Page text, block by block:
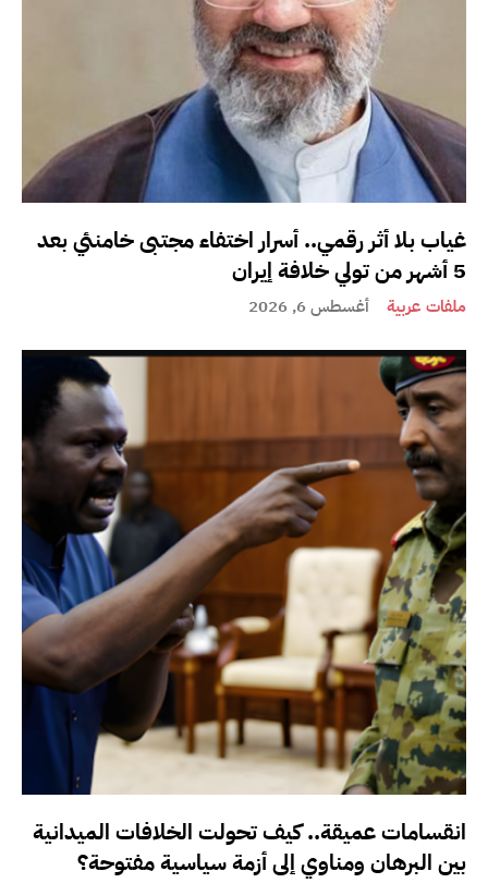
غياب بلا أثر رقمي.. أسرار اختفاء مجتبى خامنئي بعد
5 أشهر من تولي خلافة إيران
ملفات عربية أغسطس 6, 2026
انقسامات عميقة.. كيف تحولت الخلافات الميدانية
بين البرهان ومناوي إلى أزمة سياسية مفتوحة؟